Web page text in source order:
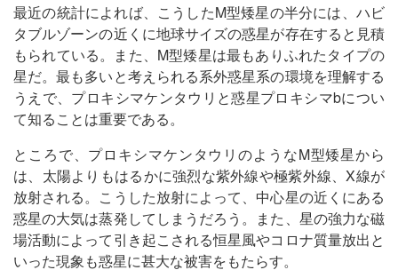
最近の統計によれば、こうしたM型矮星の半分には、ハビ
タブルゾーンの近くに地球サイズの惑星が存在すると見積
もられている。また、M型矮星は最もありふれたタイプの
星だ。最も多いと考えられる系外惑星系の環境を理解する
うえで、プロキシマケンタウリと惑星プロキシマbについ
て知ることは重要である。
ところで、プロキシマケンタウリのようなM型矮星から
は、太陽よりもはるかに強烈な紫外線や極紫外線、X線が
放射される。こうした放射によって、中心星の近くにある
惑星の大気は蒸発してしまうだろう。また、星の強力な磁
場活動によって引き起こされる恒星風やコロナ質量放出と
いった現象も惑星に甚大な被害をもたらす。